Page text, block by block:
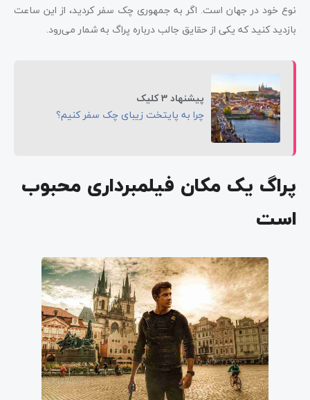
نوع خود در جهان است. اگر به جمهوری چک سفر کردید، از این ساعت
بازدید کنید که یکی از حقایق جالب درباره پراگ به شمار می‌رود.
پیشنهاد 3 کلیک
چرا به پایتخت زیبای چک سفر کنیم؟
پراگ یک مکان فیلمبرداری محبوب
است